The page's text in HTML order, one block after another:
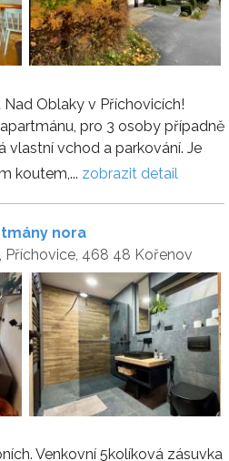
Oblaky v Příchovicích!
pro 3 osoby případně
vlastní vchod a parkování. Je
koutem,... zobrazit detail
nora
, Příchovice, 468 48 Kořenov
Venkovní 5kolíková zásuvka